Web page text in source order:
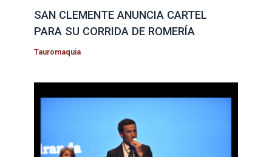
SAN CLEMENTE ANUNCIA CARTEL
PARA SU CORRIDA DE ROMERÍA
Tauromaquia